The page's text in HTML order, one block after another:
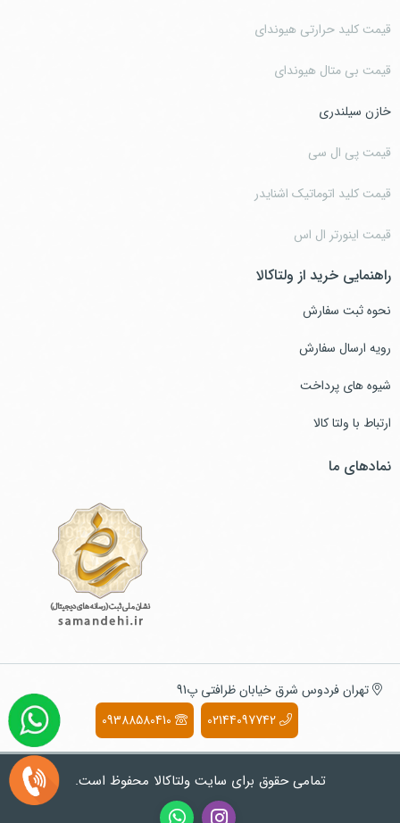
قیمت کلید حرارتی هیوندای
قیمت بی متال هیوندای
خازن سیلندری
قیمت پی ال سی
قیمت کلید اتوماتیک اشنایدر
قیمت اینورتر ال اس
راهنمایی خرید از ولتاکالا
نحوه ثبت سفارش
رویه ارسال سفارش
شیوه های پرداخت
ارتباط با ولتا کالا
نمادهای ما
تهران فردوس شرق خیابان ظرافتی پ91
02144097742
09388580410
تمامی حقوق برای سایت ولتاکالا محفوظ است.